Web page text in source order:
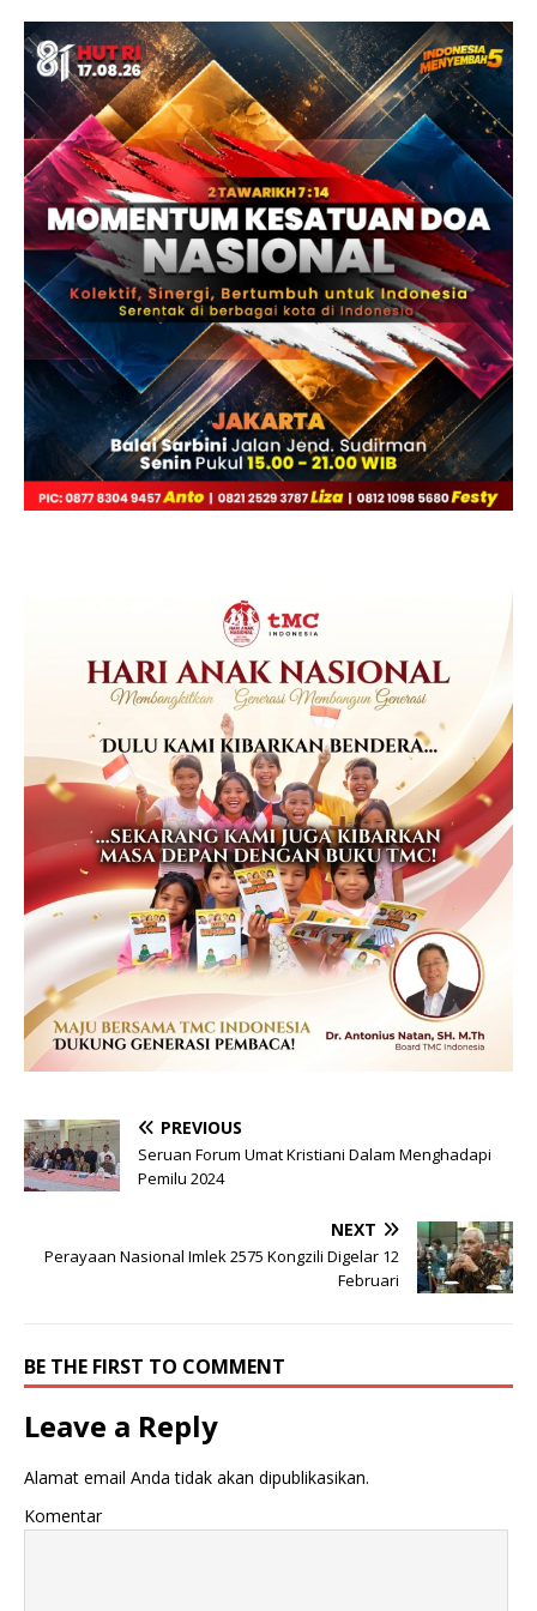
PREVIOUS
Seruan Forum Umat Kristiani Dalam Menghadapi
Pemilu 2024
NEXT
Perayaan Nasional Imlek 2575 Kongzili Digelar 12
Februari
BE THE FIRST TO COMMENT
Leave a Reply
Alamat email Anda tidak akan dipublikasikan.
Komentar